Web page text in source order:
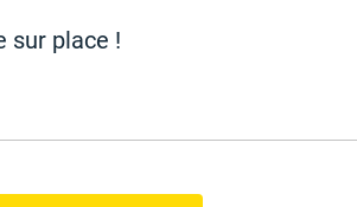
sur place !